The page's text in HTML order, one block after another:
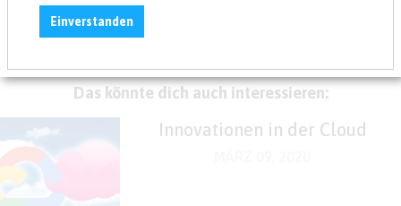
Das könnte dich auch interessieren:
Innovationen in der Cloud
Einverstanden